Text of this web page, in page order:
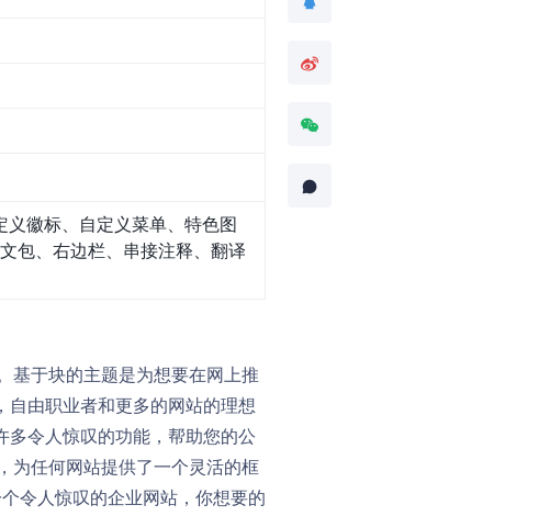
徽标、自定义菜单、特色图
包、右边栏、串接注释、翻译
基于块的主题是为想要在网上推
由职业者和更多的网站的理想
令人惊叹的功能，帮助您的公
为任何网站提供了一个灵活的框
令人惊叹的企业网站，你想要的